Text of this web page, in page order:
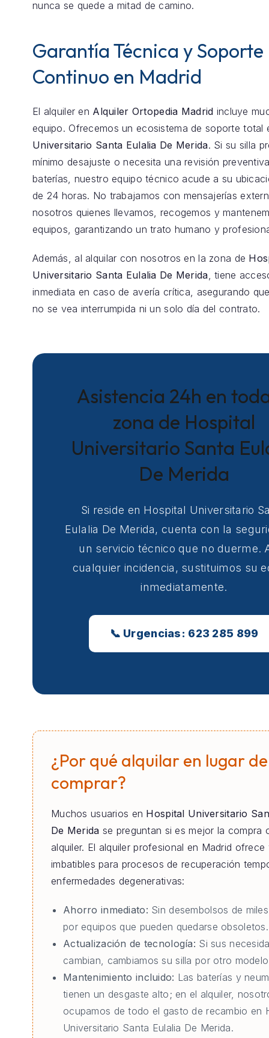
nunca se quede a mitad de camino.
Garantía Técnica y Soporte
Continuo en Madrid
El alquiler en Alquiler Ortopedia Madrid incluye
equipo. Ofrecemos un ecosistema de soporte total
Universitario Santa Eulalia De Merida. Si su silla
mínimo desajuste o necesita una revisión
baterías, nuestro equipo técnico acude a su
de 24 horas. No trabajamos con mensajerías
nosotros quienes llevamos, recogemos y
equipos, garantizando un trato humano y
Además, al alquilar con nosotros en la zona de
Universitario Santa Eulalia De Merida, tiene
inmediata en caso de avería crítica, asegurando
no se vea interrumpida ni un solo día del contrato.
Asistencia 24h en
zona de Hospital
Universitario Santa
De Merida
Si reside en Hospital Universitario
Eulalia De Merida, cuenta con la
un servicio técnico que no duerme.
cualquier incidencia, sustituimos su
inmediatamente.
📞 Urgencias: 623 285 899
¿Por qué alquilar en lugar de
comprar?
Muchos usuarios en Hospital Universitario
De Merida se preguntan si es mejor la compra
alquiler. El alquiler profesional en Madrid ofrece
imbatibles para procesos de recuperación
enfermedades degenerativas:
Ahorro inmediato: Sin desembolsos de
por equipos que pueden quedarse obsoletos.
Actualización de tecnología: Si sus
cambian, cambiamos su silla por otro
Mantenimiento incluido: Las baterías y
tienen un desgaste alto; en el alquiler,
ocupamos de todo el gasto de recambio en
Universitario Santa Eulalia De Merida.